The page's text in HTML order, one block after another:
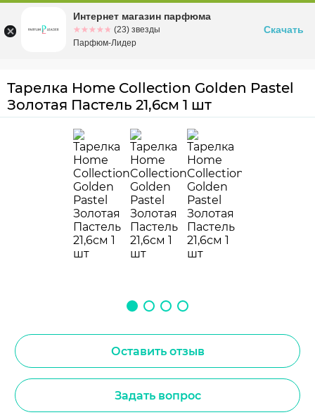
Омскул. Заозерная, 11, к. 1
Тарелка Home Collection Golden Pastel
Золотая Пастель 21,6см 1 шт
Оставить отзыв
Задать вопрос
Интернет магазин парфюма
☆☆☆☆☆
★★★★★ (23) звезды
Парфюм-Лидер
Скачать